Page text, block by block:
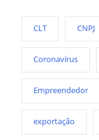
CLT CNPJ
Coronavírus
Empreendedor
exportação